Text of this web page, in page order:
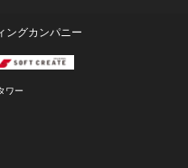
ングカンパニー
ワー